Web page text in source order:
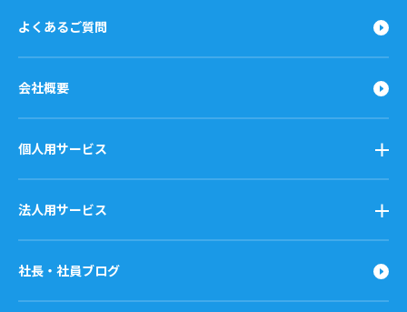
よくあるご質問
会社概要
個人用サービス
法人用サービス
社長・社員ブログ